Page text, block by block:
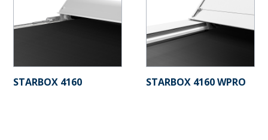
STARBOX 4160 STARBOX 4160 WPRO